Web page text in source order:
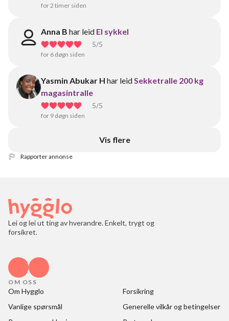
for 2 timer siden
Anna B har leid El sykkel
5/5
for 6 døgn siden
Yasmin Abukar H har leidSekketralle 200 kg
magasintralle
5/5
for 9 døgn siden
Vis flere
Rapporter annonse
Lei og lei ut ting av hverandre. Enkelt, trygt og
forsikret.
OM OSS
Om Hygglo
Forsikring
Vanlige spørsmål
Generelle vilkår og betingelser